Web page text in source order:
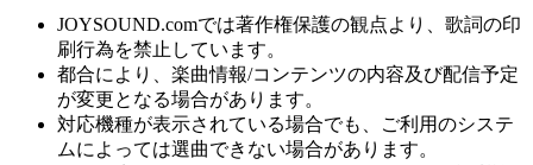
JOYSOUND.comでは著作権保護の観点より、歌詞の印
刷行為を禁止しています。
都合により、楽曲情報/コンテンツの内容及び配信予定
が変更となる場合があります。
対応機種が表示されている場合でも、ご利用のシステ
ムによっては選曲できない場合があります。